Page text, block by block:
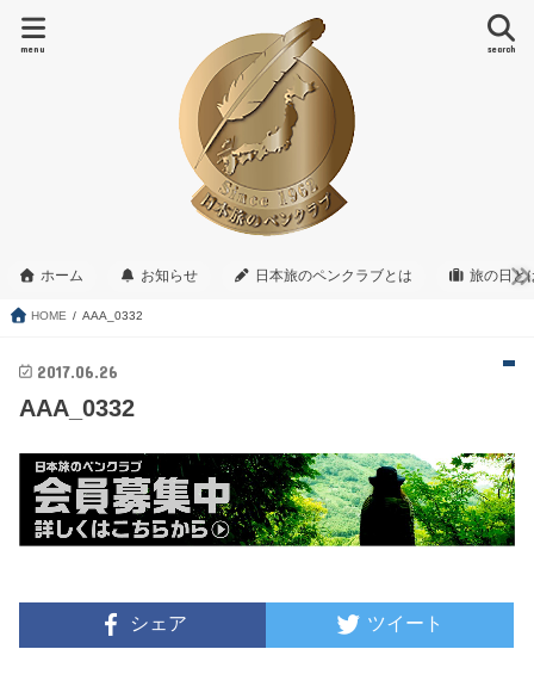
search
menu
ホーム お知らせ 日本旅のペンクラブとは 旅の日と
HOME AAA_0332
2017.06.26
AAA_0332
シェア ツイート